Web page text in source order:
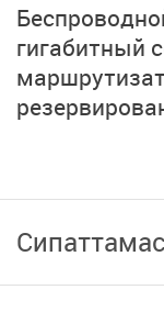
гигабитный